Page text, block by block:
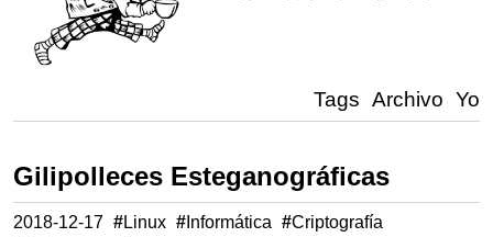
Tags Archivo Yo
Gilipolleces Esteganográficas
2018-12-17 #Linux # Informática #Criptografía